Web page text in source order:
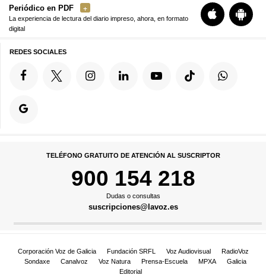
Periódico en PDF
La experiencia de lectura del diario impreso, ahora, en formato
digital
REDES SOCIALES
TELÉFONO GRATUITO DE ATENCIÓN AL SUSCRIPTOR
900 154 218
Dudas o consultas
suscripciones@lavoz.es
Corporación Voz de Galicia Fundación SRFL Voz Audiovisual
RadioVoz
Sondaxe
Canalvoz Voz Natura Prensa-Escuela MPXA
Galicia
Editorial